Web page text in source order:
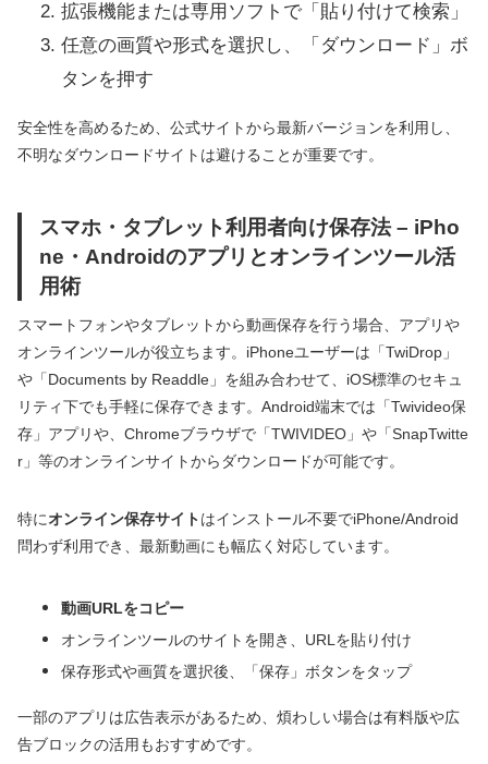
拡張機能または専用ソフトで「貼り付けて検索」
任意の画質や形式を選択し、「ダウンロード」ボ
タンを押す
安全性を高めるため、公式サイトから最新バージョンを利用し、
不明なダウンロードサイトは避けることが重要です。
スマホ・タブレット利用者向け保存法 – iPho
ne・Androidのアプリとオンラインツール活
用術
スマートフォンやタブレットから動画保存を行う場合、アプリや
オンラインツールが役立ちます。iPhoneユーザーは「TwiDrop」
や「Documents by Readdle」を組み合わせて、iOS標準のセキュ
リティ下でも手軽に保存できます。Android端末では「Twivideo保
存」アプリや、Chromeブラウザで「TWIVIDEO」や「SnapTwitte
r」等のオンラインサイトからダウンロードが可能です。
特にオンライン保存サイトはインストール不要でiPhone/Android
問わず利用でき、最新動画にも幅広く対応しています。
動画URLをコピー
オンラインツールのサイトを開き、URLを貼り付け
保存形式や画質を選択後、「保存」ボタンをタップ
一部のアプリは広告表示があるため、煩わしい場合は有料版や広
告ブロックの活用もおすすめです。